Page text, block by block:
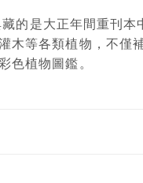
的是大正年間重刊本
木等各類植物，不僅
色植物圖鑑。